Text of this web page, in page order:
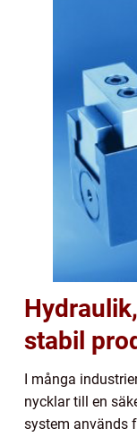
stabil
I många
nycklar till en
system används